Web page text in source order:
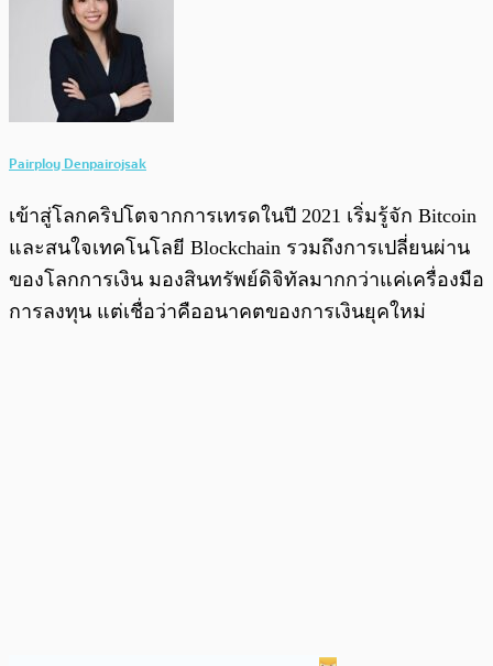
Pairploy Denpairojsak
เข้าสู่โลกคริปโตจากการเทรดในปี 2021 เริ่มรู้จัก Bitcoin
และสนใจเทคโนโลยี Blockchain รวมถึงการเปลี่ยนผ่าน
ของโลกการเงิน มองสินทรัพย์ดิจิทัลมากกว่าแค่เครื่องมือ
การลงทุน แต่เชื่อว่าคืออนาคตของการเงินยุคใหม่